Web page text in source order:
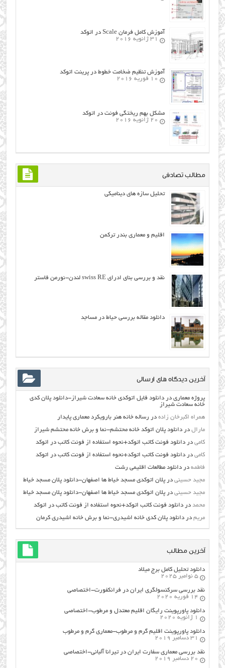
آموزش کامل فرمان Scale در اتوکد
31 ژانویه 2016
آموزش تنظیم ضخامت خطوط در پرینت اتوکد
10 فوریه 2016
مشکل بهم ریختگی فونت در اتوکد
20 ژانویه 2016
مطالب تصادفی
تحلیل سازه های ديناميکی
اقلیم و معماری بندر ترکمن
نقد و بررسی بنای ادرای swiss RE لندن-نورمن فاستر
دانلود مقاله بررسی حیاط در مساجد
آخرین دیدگاه های ارسالی
پروژه معماری دردانلود فایل اتوکدی خانه سعادت شیراز-دانلود پلان کدی
خانه سعادت شیراز
همراه اکبرخان زاده در رساله خانه هنر بارویکرد معماری پایدار
مارال دردانلود پلان اتوکد خانه محتشم-نما و برش خانه محتشم شیراز
کامی دردانلود فونت کاتب اتوکد+نحوه استفاده از فونت کاتب در اتوکد
کامی دردانلود فونت کاتب اتوکد+نحوه استفاده از فونت کاتب در اتوکد
فاطمه دردانلود مطالعات اقليمي رشت
مجید حسینی درپلان اتوکدی مسجد خیاط ها اصفهان-دانلود پلان مسجد خیاط
مجید حسینی درپلان اتوکدی مسجد خیاط ها اصفهان-دانلود پلان مسجد خیاط
محمد دردانلود فونت کاتب اتوکد+نحوه استفاده از فونت کاتب در اتوکد
مریم دردانلود پلان کدی خانه اشیدری-نما و برش خانه اشیدری کرمان
آخرین مطالب
دانلود تحلیل کامل برج میلاد
5 نوامبر 2025
نقد بررسی سرکنسولگری ایران در فرانکفورت-اختصاصی
14 فوریه 2020
دانلود پاورپوینت رایگان اقلیم معتدل و مرطوب-اختصاصی
1 ژانویه 2020
دانلود پاورپوینت اقلیم گرم و مرطوب-معماری گرم و مرطوب
31 دسامبر 2019
نقد بررسی معماری سفارت ایران در تیرانا آلبانی-اختصاصی
20 دسامبر 2019